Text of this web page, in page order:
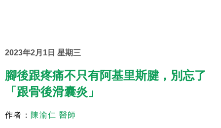
2023年2月1日 星期三
腳後跟疼痛不只有阿基里斯腱，別忘了
「跟骨後滑囊炎」
作者： 陳渝仁 醫師